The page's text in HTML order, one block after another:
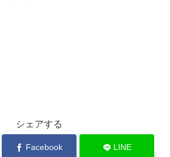
シェアする
Facebook LINE